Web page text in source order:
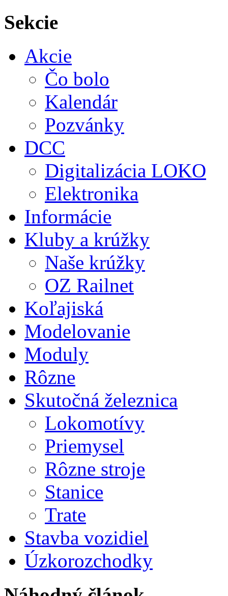
Sekcie
Akcie
Čo bolo
Kalendár
Pozvánky
DCC
Digitalizácia LOKO
Elektronika
Informácie
Kluby a krúžky
Naše krúžky
OZ Railnet
Koľajiská
Modelovanie
Moduly
Rôzne
Skutočná železnica
Lokomotívy
Priemysel
Rôzne stroje
Stanice
Trate
Stavba vozidiel
Úzkorozchodky